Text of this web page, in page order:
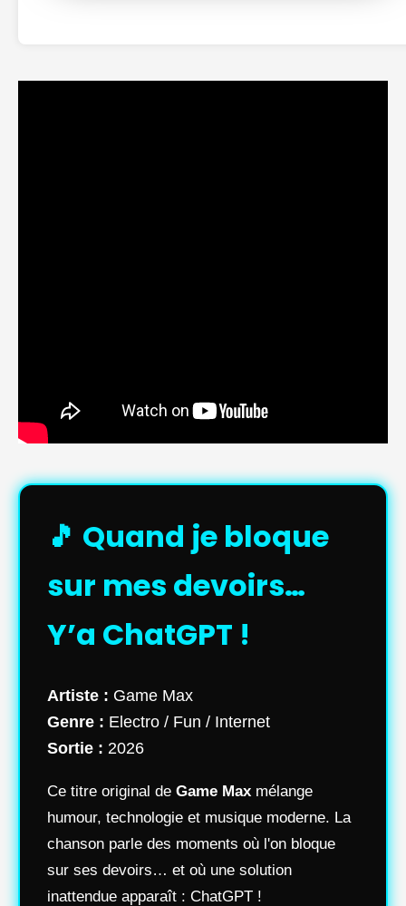
🎵 Quand je bloque
sur mes devoirs…
Y’a ChatGPT !
Artiste : Game Max
Genre : Electro / Fun / Internet
Sortie : 2026
Ce titre original de Game Max mélange
humour, technologie et musique moderne. La
chanson parle des moments où l'on bloque
sur ses devoirs… et où une solution
inattendue apparaît : ChatGPT !